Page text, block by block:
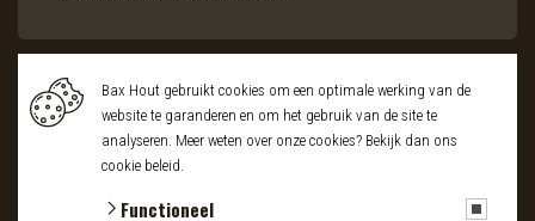
© 2026 Bax Hout KvK: 20023649
BTW: NL003974716B01
algemene voorwaarden privacy policycookies
Houthandel Hout op maat
Houten vensterbank Houten gevelbekleding Wandplanken
Bax Hout gebruikt cookies om een optimale werking van de
website te garanderen en om het gebruik van de site te
analyseren. Meer weten over onze cookies? Bekijk dan ons
cookie beleid.
Functioneel